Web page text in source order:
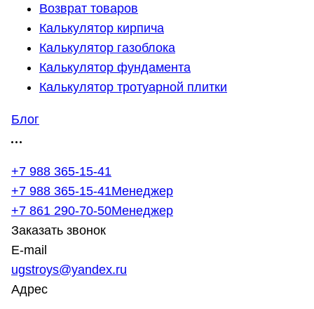
Возврат товаров
Калькулятор кирпича
Калькулятор газоблока
Калькулятор фундамента
Калькулятор тротуарной плитки
Блог
+7 988 365-15-41
+7 988 365-15-41Менеджер
+7 861 290-70-50Менеджер
Заказать звонок
E-mail
ugstroys@yandex.ru
Адрес